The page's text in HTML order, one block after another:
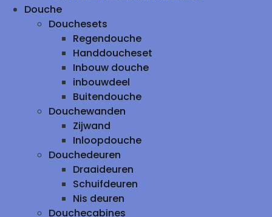
Douche
Douchesets
Regendouche
Handdoucheset
Inbouw douche
inbouwdeel
Buitendouche
Douchewanden
Zijwand
Inloopdouche
Douchedeuren
Draaideuren
Schuifdeuren
Nis deuren
Douchecabines